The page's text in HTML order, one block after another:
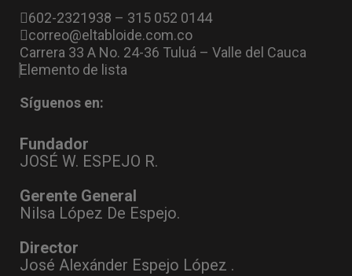
602-2321938 – 315 052 0144
correo@eltabloide.com.co
Carrera 33 A No. 24-36 Tuluá – Valle del Cauca
Elemento de lista
Síguenos en:
Fundador
JOSÉ W. ESPEJO R.
Gerente General
Nilsa López De Espejo.
Director
José Alexánder Espejo López .